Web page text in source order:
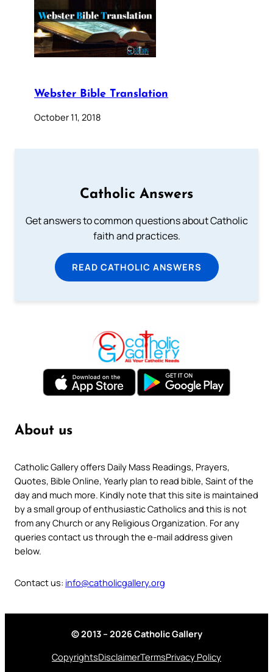
Webster Bible Translation
October 11, 2018
Catholic Answers
Get answers to common questions about Catholic
faith and practices.
READ CATHOLIC ANSWERS
About us
Catholic Gallery offers Daily Mass Readings, Prayers,
Quotes, Bible Online, Yearly plan to read bible, Saint of the
day and much more. Kindly note that this site is maintained
by a small group of enthusiastic Catholics and this is not
from any Church or any Religious Organization. For any
queries contact us through the e-mail address given
below.
Contact us: info@catholicgallery.org
© 2013 – 2026 Catholic Gallery
CopyrightsDisclaimerTermsPrivacy Policy